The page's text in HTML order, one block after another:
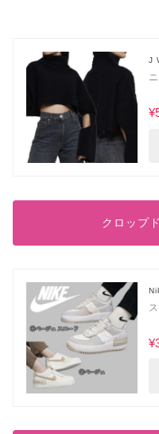
J
クロップ